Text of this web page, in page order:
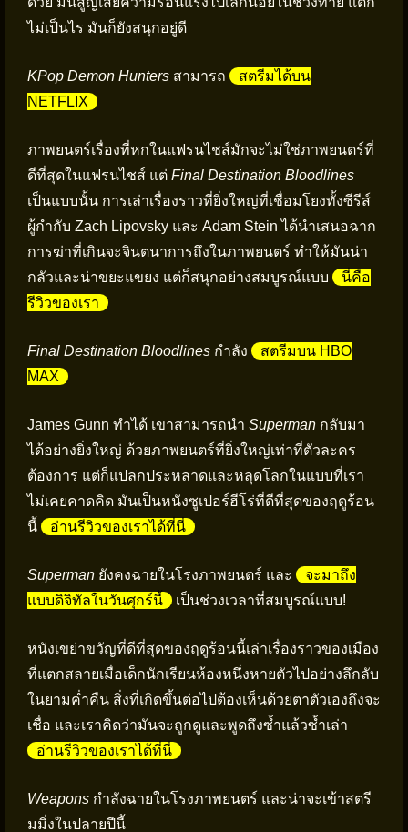
ไม่เป็นไร มันก็ยังสนุกอยู่ดี
KPop Demon Hunters สามารถ
สตรีมได้บน
NETFLIX
ภาพยนตร์เรื่องที่หกในแฟรนไชส์มักจะไม่ใช่ภาพยนตร์ที่
ดีที่สุดในแฟรนไชส์ แต่ Final Destination Bloodlines
เป็นแบบนั้น การเล่าเรื่องราวที่ยิ่งใหญ่ที่เชื่อมโยงทั้งซีรีส์
ผู้กำกับ Zach Lipovsky และ Adam Stein ได้นำเสนอฉาก
การฆ่าที่เกินจะจินตนาการถึงในภาพยนตร์ ทำให้มันน่า
กลัวและน่าขยะแขยง แต่ก็สนุกอย่างสมบูรณ์แบบ
นี่คือ
รีวิวของเรา
Final Destination Bloodlines กำลัง
สตรีมบน HBO
MAX
James Gunn ทำได้ เขาสามารถนำ Superman กลับมา
ได้อย่างยิ่งใหญ่ ด้วยภาพยนตร์ที่ยิ่งใหญ่เท่าที่ตัวละคร
ต้องการ แต่ก็แปลกประหลาดและหลุดโลกในแบบที่เรา
ไม่เคยคาดคิด มันเป็นหนังซูเปอร์ฮีโร่ที่ดีที่สุดของฤดูร้อน
นี้
อ่านรีวิวของเราได้ที่นี่
Superman ยังคงฉายในโรงภาพยนตร์ และ
จะมาถึง
แบบดิจิทัลในวันศุกร์นี้
เป็นช่วงเวลาที่สมบูรณ์แบบ!
หนังเขย่าขวัญที่ดีที่สุดของฤดูร้อนนี้เล่าเรื่องราวของเมือง
ที่แตกสลายเมื่อเด็กนักเรียนห้องหนึ่งหายตัวไปอย่างลึกลับ
ในยามค่ำคืน สิ่งที่เกิดขึ้นต่อไปต้องเห็นด้วยตาตัวเองถึงจะ
เชื่อ และเราคิดว่ามันจะถูกดูและพูดถึงซ้ำแล้วซ้ำเล่า
อ่านรีวิวของเราได้ที่นี่
Weapons กำลังฉายในโรงภาพยนตร์ และน่าจะเข้าสตรี
มมิ่งในปลายปีนี้